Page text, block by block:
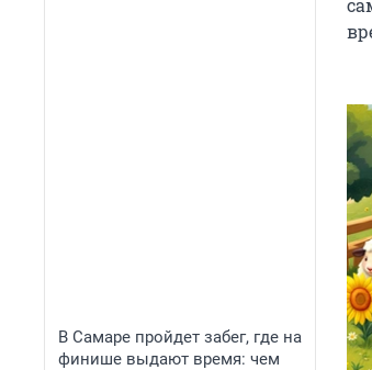
В Самаре пройдет забег, где на
финише выдают время: чем